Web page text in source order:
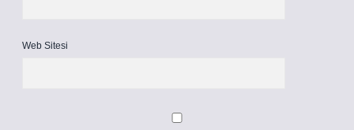
Web Sitesi